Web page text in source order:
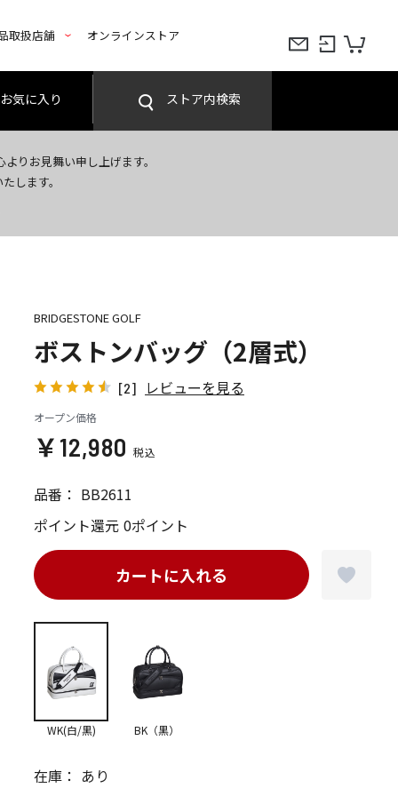
取扱店舗 オンラインストア
お気に入り ストア内検索
りお見舞い申し上げます。
します。
BRIDGESTONE GOLF
ボストンバッグ（2層式）
[2] レビューを見る
オープン価格
￥12,980
品番： BB2611
ポイント還元 0ポイント
在庫： あり
WK(白/黒) BK（黒）
カートに入れる